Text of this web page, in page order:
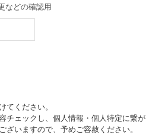
などの確認用
てください。
チェックし、個人情報・個人特定に繋
いますので、予めご容赦ください。